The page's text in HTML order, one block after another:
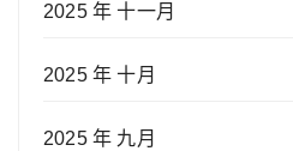
2025 年 十一月
2025 年 十月
2025 年 九月